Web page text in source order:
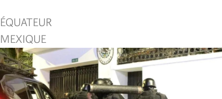
ÉQUATEUR
MEXIQUE